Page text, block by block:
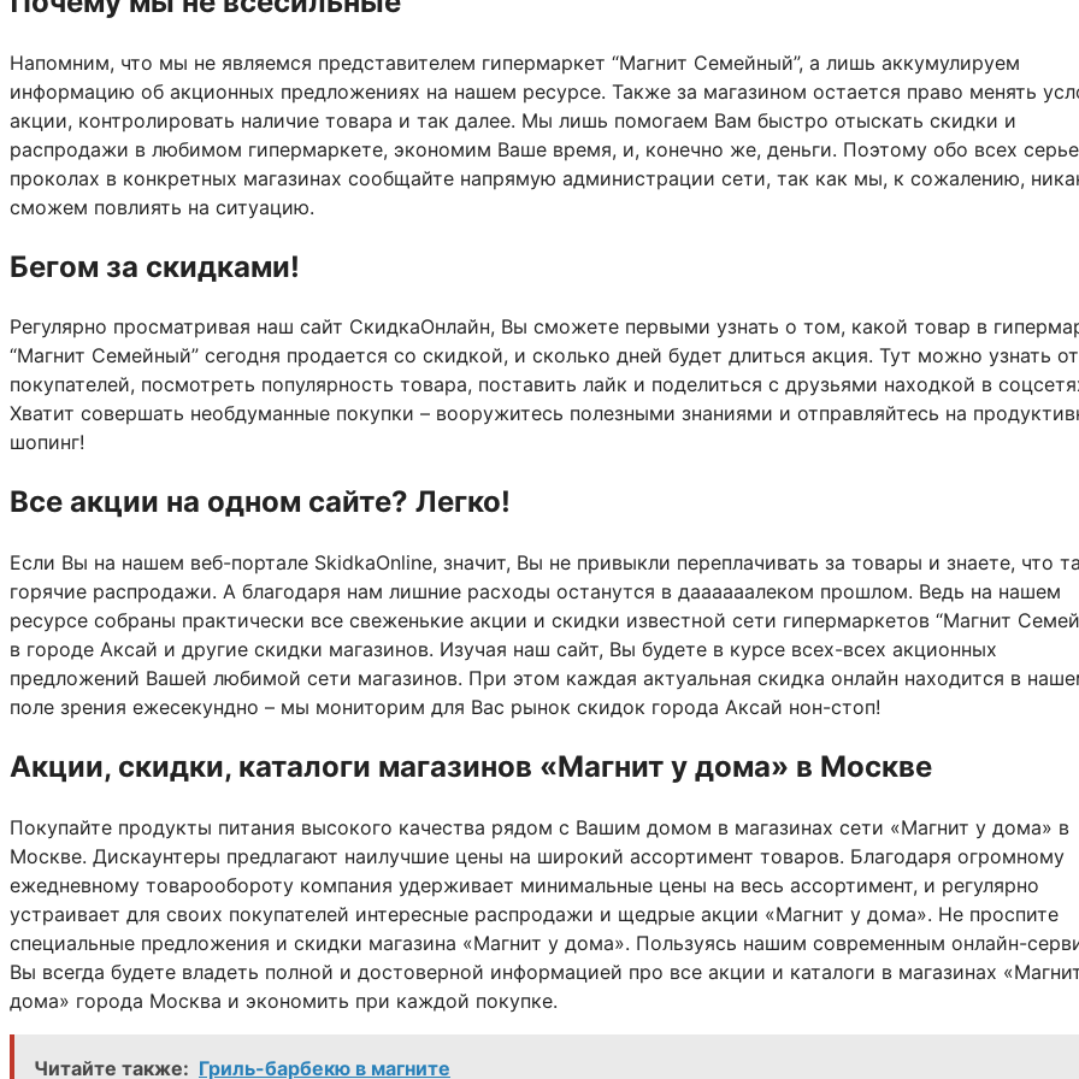
Напомним, что мы не являемся представителем гипермаркет “Магнит Семейный”, а лишь аккумулируем
информацию об акционных предложениях на нашем ресурсе. Также за магазином остается право менять
акции, контролировать наличие товара и так далее. Мы лишь помогаем Вам быстро отыскать скидки и
распродажи в любимом гипермаркете, экономим Ваше время, и, конечно же, деньги. Поэтому обо всех
проколах в конкретных магазинах сообщайте напрямую администрации сети, так как мы, к сожалению,
сможем повлиять на ситуацию.
Бегом за скидками!
Регулярно просматривая наш сайт СкидкаОнлайн, Вы сможете первыми узнать о том, какой товар в
“Магнит Семейный” сегодня продается со скидкой, и сколько дней будет длиться акция. Тут можно узнать
покупателей, посмотреть популярность товара, поставить лайк и поделиться с друзьями находкой в
Хватит совершать необдуманные покупки – вооружитесь полезными знаниями и отправляйтесь на
шопинг!
Все акции на одном сайте? Легко!
Если Вы на нашем веб-портале SkidkaOnline, значит, Вы не привыкли переплачивать за товары и знаете, что
горячие распродажи. А благодаря нам лишние расходы останутся в даааааалеком прошлом. Ведь на нашем
ресурсе собраны практически все свеженькие акции и скидки известной сети гипермаркетов “Магнит
в городе Аксай и другие скидки магазинов. Изучая наш сайт, Вы будете в курсе всех-всех акционных
предложений Вашей любимой сети магазинов. При этом каждая актуальная скидка онлайн находится в
поле зрения ежесекундно – мы мониторим для Вас рынок скидок города Аксай нон-стоп!
Акции, скидки, каталоги магазинов «Магнит у дома» в Москве
Покупайте продукты питания высокого качества рядом с Вашим домом в магазинах сети «Магнит у дома» в
Москве. Дискаунтеры предлагают наилучшие цены на широкий ассортимент товаров. Благодаря огромному
ежедневному товарообороту компания удерживает минимальные цены на весь ассортимент, и регулярно
устраивает для своих покупателей интересные распродажи и щедрые акции «Магнит у дома». Не проспите
специальные предложения и скидки магазина «Магнит у дома». Пользуясь нашим современным онлайн-
Вы всегда будете владеть полной и достоверной информацией про все акции и каталоги в магазинах
дома» города Москва и экономить при каждой покупке.
Читайте также: Гриль-барбекю в магните